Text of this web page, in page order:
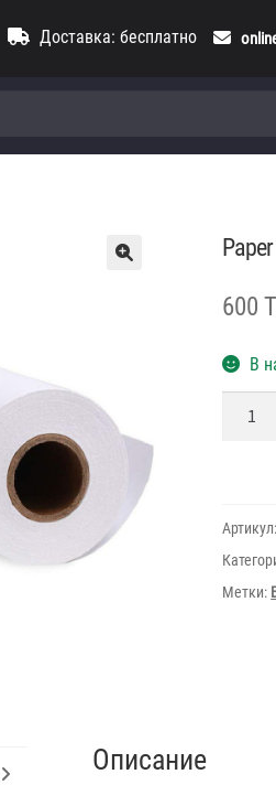
Доставка: бесплатно
600
В
товара
yards
3"
80gsm
Артикул:
Метки:
Описание